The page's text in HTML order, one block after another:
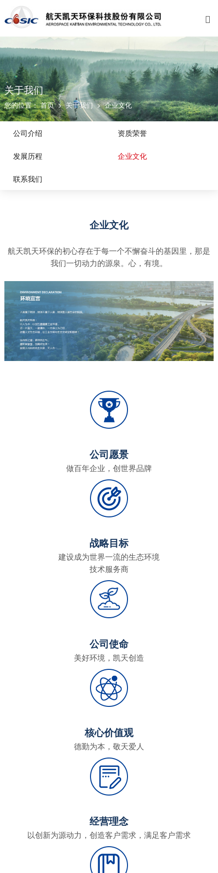
关于我们
资质荣誉
发展历程
企业文化
联系我们
业务范围
工厂环境治理
大气环境治理
固废处理
环境修复
工业园区环保管家
电子废弃物资源化
新闻资讯
党群工作
媒体聚焦
视频中心
公告通知
招贤纳士
校园招聘

关于我们
您的位置： 首页 > 关于我们 >企业文化
公司介绍 资质荣誉
发展历程 企业文化
联系我们
企业文化
航天凯天环保的初心存在于每一个不懈奋斗的基因里，那是
我们一切动力的源泉。心，有境。
公司愿景
做百年企业，创世界品牌
战略目标
建设成为世界一流的生态环境
技术服务商
公司使命
美好环境，凯天创造
核心价值观
德勤为本，敬天爱人
经营理念
以创新为源动力，创造客户需求，满足客户需求